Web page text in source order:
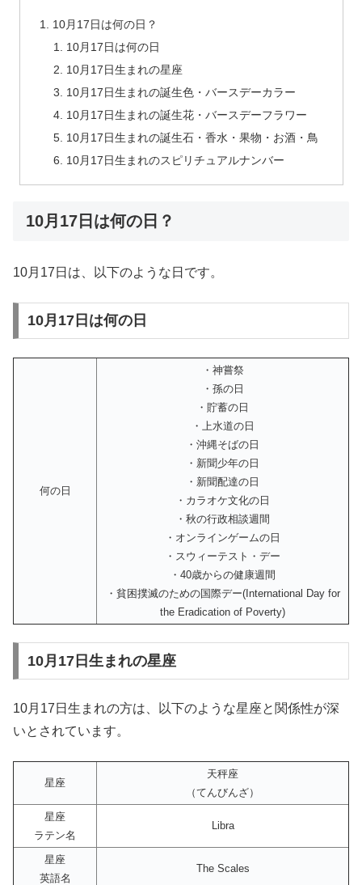
10月17日は何の日？
10月17日は何の日
10月17日生まれの星座
10月17日生まれの誕生色・バースデーカラー
10月17日生まれの誕生花・バースデーフラワー
10月17日生まれの誕生石・香水・果物・お酒・鳥
10月17日生まれのスピリチュアルナンバー
10月17日は何の日？
10月17日は、以下のような日です。
10月17日は何の日
何の日
・神嘗祭
・孫の日
・貯蓄の日
・上水道の日
・沖縄そばの日
・新聞少年の日
・新聞配達の日
・カラオケ文化の日
・秋の行政相談週間
・オンラインゲームの日
・スウィーテスト・デー
・40歳からの健康週間
・貧困撲滅のための国際デー(International Day for
the Eradication of Poverty)
10月17日生まれの星座
10月17日生まれの方は、以下のような星座と関係性が深
いとされています。
星座
天秤座
（てんびんざ）
星座
ラテン名
Libra
星座
英語名
The Scales